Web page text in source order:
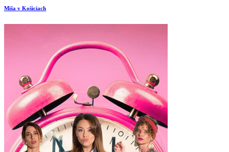
Miša v Košiciach